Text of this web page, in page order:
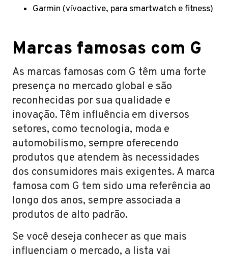
Garmin (vívoactive, para smartwatch e fitness)
Marcas famosas com G
As marcas famosas com G têm uma forte
presença no mercado global e são
reconhecidas por sua qualidade e
inovação. Têm influência em diversos
setores, como tecnologia, moda e
automobilismo, sempre oferecendo
produtos que atendem às necessidades
dos consumidores mais exigentes. A marca
famosa com G tem sido uma referência ao
longo dos anos, sempre associada a
produtos de alto padrão.
Se você deseja conhecer as que mais
influenciam o mercado, a lista vai